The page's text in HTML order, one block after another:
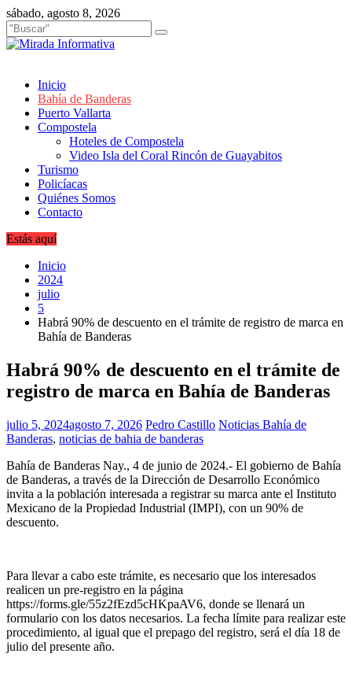
Saltar
al
contenido
sábado, agosto 8, 2026
Inicio
Bahía de Banderas
Puerto Vallarta
Compostela
Hoteles de Compostela
Video Isla del Coral Rincón de Guayabitos
Turismo
Policíacas
Quiénes Somos
Contacto
Estás aquí
Inicio
2024
julio
5
Habrá 90% de descuento en el trámite de registro de marca en
Bahía de Banderas
Habrá 90% de descuento en el trámite de
registro de marca en Bahía de Banderas
julio 5, 2024agosto 7, 2026 Pedro Castillo Noticias Bahía de
Banderas, noticias de bahia de banderas
Bahía de Banderas Nay., 4 de junio de 2024.- El gobierno de Bahía
de Banderas, a través de la Dirección de Desarrollo Económico
invita a la población interesada a registrar su marca ante el Instituto
Mexicano de la Propiedad Industrial (IMPI), con un 90% de
descuento.
Para llevar a cabo este trámite, es necesario que los interesados
realicen un pre-registro en la página
https://forms.gle/55z2fEzd5cHKpaAV6, donde se llenará un
formulario con los datos necesarios. La fecha límite para realizar este
procedimiento, al igual que el prepago del registro, será el día 18 de
julio del presente año.